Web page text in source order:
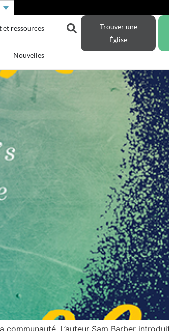
et ressources
Nouvelles
Trouver une
Église
L’auteur Sam Barber